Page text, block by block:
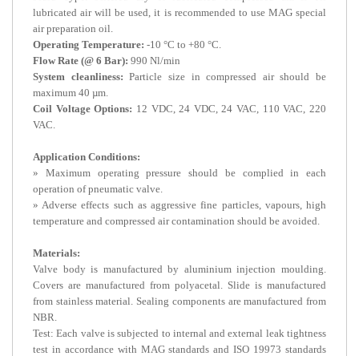
lubricated air will be used, it is recommended to use MAG special
air preparation oil.
Operating Temperature: -10 °C to +80 °C.
Flow Rate (@ 6 Bar): 990 Nl/min
System cleanliness: Particle size in compressed air should be
maximum 40 µm.
Coil Voltage Options: 12 VDC, 24 VDC, 24 VAC, 110 VAC, 220
VAC.
Application Conditions:
» Maximum operating pressure should be complied in each
operation of pneumatic valve.
» Adverse effects such as aggressive fine particles, vapours, high
temperature and compressed air contamination should be avoided.
Materials:
Valve body is manufactured by aluminium injection moulding.
Covers are manufactured from polyacetal. Slide is manufactured
from stainless material. Sealing components are manufactured from
NBR.
Test: Each valve is subjected to internal and external leak tightness
test in accordance with MAG standards and ISO 19973 standards